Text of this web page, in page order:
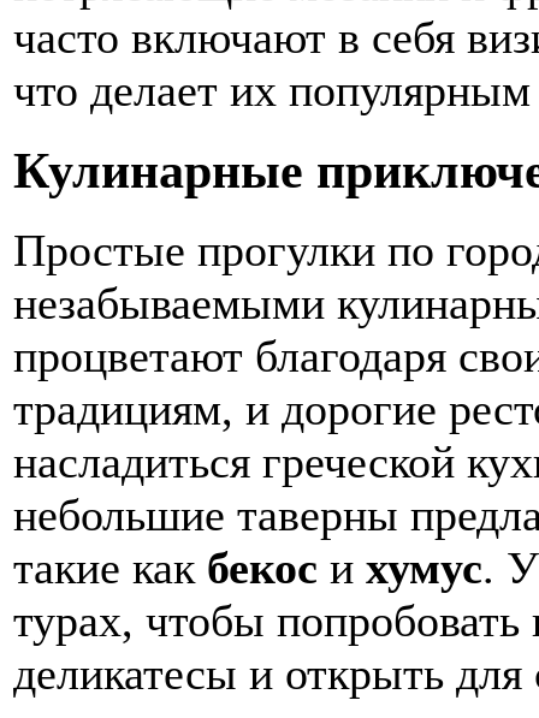
часто включают в себя
что делает их
Кулинарные
Простые прогулки по
незабываемыми
процветают благодаря
традициям, и дорогие
насладиться греческой
небольшие таверны
такие как бекос и хумус.
турах, чтобы попробовать
деликатесы и открыть